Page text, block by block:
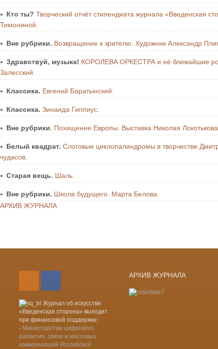
Кто ты? Творческий отчёт стипендиата журнала «Введенская
Тимониной.
Вне рубрики. Возвращение к зрителю. Художник Александр
Здравствуй, музыка! КОРОЛЕВА ОРКЕСТРА и её ближайшие
Залесский.
Классика. Евгений Баратынский.
Классика. Зинаида Гиппиус.
Вне рубрики. Похищение Европы. Выставка Николая
Белый квадрат. Слоговые циклопалиндромы в творчестве
чудасов.
Старая вещь. Шаль.
Вне рубрики. Школа будущего. Марта Белова.
АРХИВ ЖУРНАЛА
Журнал об искусстве
«Введенская сторона» выходит
при финансовой поддержке:
- Министерства цифрового
развития, связи и массовых
коммуникаций Российской
АРХИВ ЖУРНАЛА